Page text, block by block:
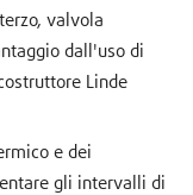
valvola
dall'uso di
Linde
e dei
gli intervalli di